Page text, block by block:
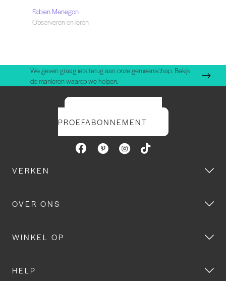
Fabien Menegon
Observeren en leren
We geven graag iets terug aan onze gemeenschap. Bekijk
de manieren waarop we helpen.
PROEFABONNEMENT
VERKEN
OVER ONS
WINKEL OP
HELP